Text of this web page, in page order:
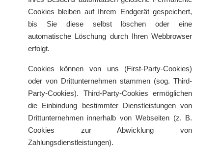
Cookies bleiben auf Ihrem Endgerät gespeichert,
bis Sie diese selbst löschen oder eine
automatische Löschung durch Ihren Webbrowser
erfolgt.
Cookies können von uns (First-Party-Cookies)
oder von Drittunternehmen stammen (sog. Third-
Party-Cookies). Third-Party-Cookies ermöglichen
die Einbindung bestimmter Dienstleistungen von
Drittunternehmen innerhalb von Webseiten (z. B.
Cookies zur Abwicklung von
Zahlungsdienstleistungen).